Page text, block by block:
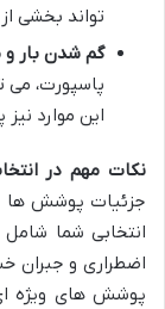
تواند بخشی
گم شدن بار و
پاسپورت، می
این موارد
نکات مهم در
جزئیات پوشش ها
انتخابی شما
اضطراری و جبران
پوشش های ویژه